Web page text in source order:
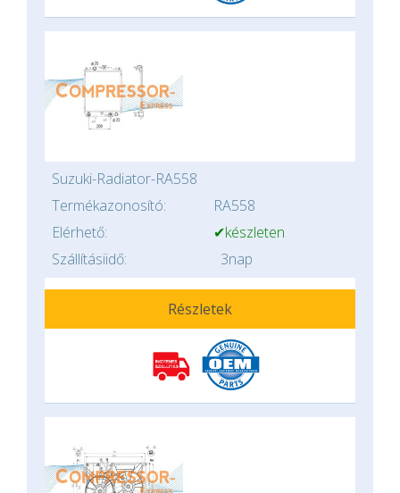
Suzuki-Radiator-RA558
Termékazonosító:
RA558
Elérhető:
✔készleten
Szállításiidő:
3nap
Részletek